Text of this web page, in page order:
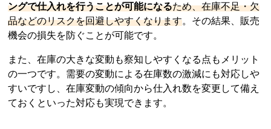
ングで仕入れを行うことが可能になるため、在庫不足・欠
品などのリスクを回避しやすくなります。その結果、販売
機会の損失を防ぐことが可能です。
また、在庫の大きな変動も察知しやすくなる点もメリット
の一つです。需要の変動による在庫数の激減にも対応しや
すいですし、在庫変動の傾向から仕入れ数を変更して備え
ておくといった対応も実現できます。